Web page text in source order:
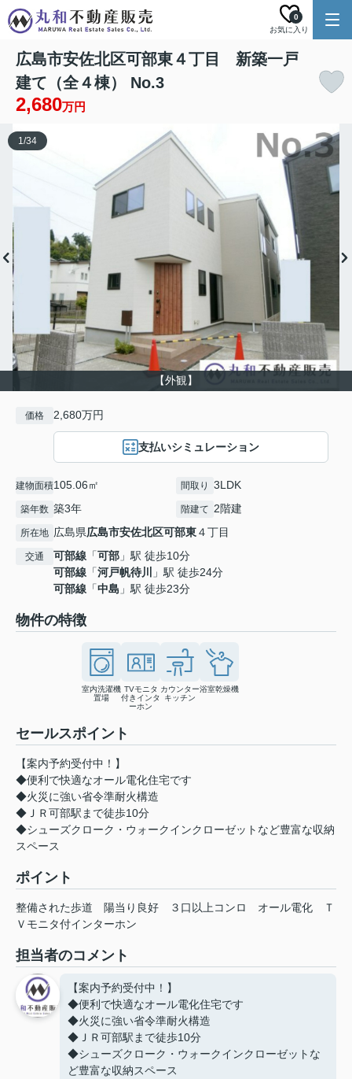
お気に入り
0
広島市安佐北区可部東４丁目 新築一戸
建て（全４棟） No.3
2,680万円
【外観】
1/34
価格 2,680万円
支払いシミュレーション
建物面積105.06㎡ 間取り 3LDK
築年数 築3年 階建て 2階建
所在地 広島県広島市安佐北区可部東４丁目
交通 可部線 「可部 」駅 徒歩10分
可部線 「河戸帆待川
」駅 徒歩24分
可部線 「中島 」駅 徒歩23分
物件の特徴
室内洗濯機
置場
TVモニタ
付きインタ
ーホン
カウンター
キッチン
浴室乾燥機
セールスポイント
【案内予約受付中！】
◆便利で快適なオール電化住宅です
◆火災に強い省令準耐火構造
◆ＪＲ可部駅まで徒歩10分
◆シューズクローク・ウォークインクローゼットなど豊富な収納
スペース
ポイント
整備された歩道 陽当り良好 ３口以上コンロ オール電化
Ｔ
Ｖモニタ付インターホン
担当者のコメント
【案内予約受付中！】
◆便利で快適なオール電化住宅です
◆火災に強い省令準耐火構造
◆ＪＲ可部駅まで徒歩10分
◆シューズクローク・ウォークインクローゼットな
ど豊富な収納スペース